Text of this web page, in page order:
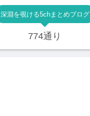
深淵を覗ける5chまとめブログ
774通り